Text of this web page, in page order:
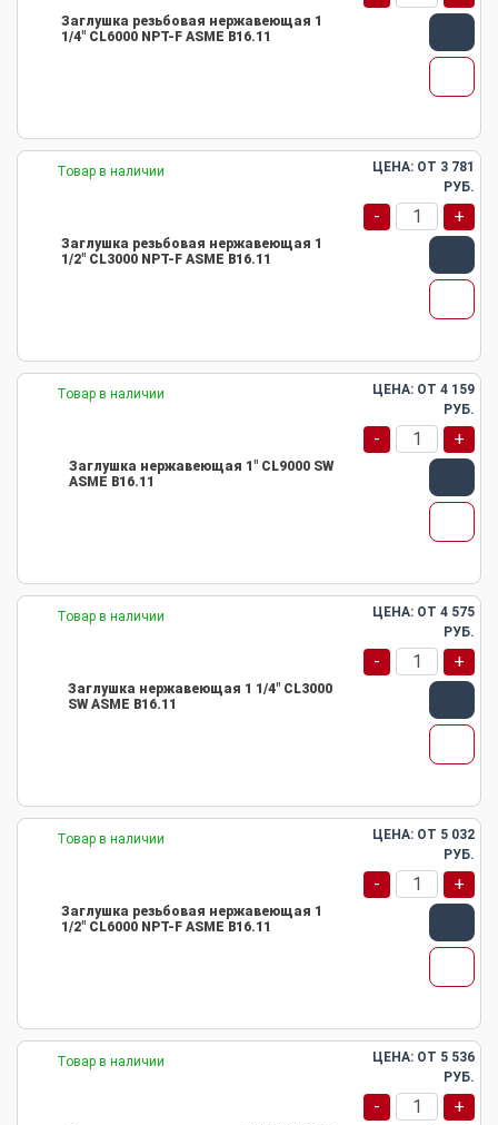
Заглушка резьбовая нержавеющая 1
1/4" CL6000 NPT-F ASME B16.11
Товар в наличии
Заглушка резьбовая нержавеющая 1
1/2" CL3000 NPT-F ASME B16.11
ЦЕНА: ОТ 3 781
РУБ.
- +
Товар в наличии
Заглушка нержавеющая 1" CL9000 SW
ASME B16.11
ЦЕНА: ОТ 4 159
РУБ.
- +
Товар в наличии
Заглушка нержавеющая 1 1/4" CL3000
SW ASME B16.11
ЦЕНА: ОТ 4 575
РУБ.
- +
Товар в наличии
Заглушка резьбовая нержавеющая 1
1/2" CL6000 NPT-F ASME B16.11
ЦЕНА: ОТ 5 032
РУБ.
- +
Товар в наличии ЦЕНА: ОТ 5 536
РУБ.
- +